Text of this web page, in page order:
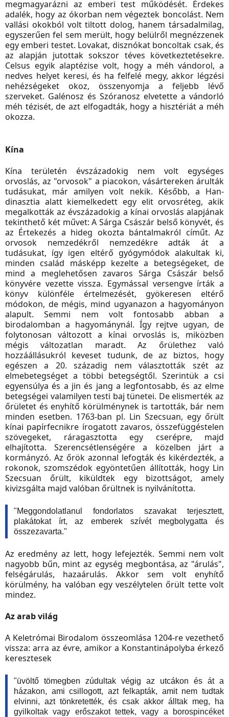
megmagyarázni az emberi test működését. Érdekes
adalék, hogy az ókorban nem végeztek boncolást. Nem
vallási okokból volt tiltott dolog, hanem társadalmilag,
egyszerűen fel sem merült, hogy belülről megnézzenek
egy emberi testet. Lovakat, disznókat boncoltak csak, és
az alapján jutottak sokszor téves következtetésekre.
Celsus egyik alaptézise volt, hogy a méh vándorol, a
nedves helyet keresi, és ha felfelé megy, akkor légzési
nehézségeket okoz, összenyomja a feljebb lévő
szerveket. Galénosz és Szóranosz elvetette a vándorló
méh tézisét, de azt elfogadták, hogy a hisztériát a méh
okozza.
Kína
Kína területén évszázadokig nem volt egységes
orvoslás, az "orvosok" a piacokon, vásártereken árulták
tudásukat, már amilyen volt nekik. Később, a Han-
dinasztia alatt kiemelkedett egy elit orvosréteg, akik
megalkották az évszázadokig a kínai orvoslás alapjának
tekinthető két művet: A Sárga Császár belső könyvét, és
az Értekezés a hideg okozta bántalmakról címűt. Az
orvosok nemzedékről nemzedékre adták át a
tudásukat, így igen eltérő gyógymódok alakultak ki,
minden család másképp kezelte a betegségeket, de
mind a meglehetősen zavaros Sárga Császár belső
könyvére vezette vissza. Egymással versengve írták a
könyv különféle értelmezését, gyökeresen eltérő
módokon, de mégis, mind ugyanazon a hagyományon
alapult. Semmi nem volt fontosabb abban a
birodalomban a hagyománynál. Így rejtve ugyan, de
folytonosan változott a kínai orvoslás is, miközben
mégis változatlan maradt. Az őrülethez való
hozzáállásukról keveset tudunk, de az biztos, hogy
egészen a 20. századig nem választották szét az
elmebetegséget a többi betegségtől. Szerintük a csi
egyensúlya és a jin és jang a legfontosabb, és az elme
betegségei valamilyen testi baj tünetei. De elismerték az
őrületet és enyhítő körülménynek is tartották, bár nem
minden esetben. 1763-ban pl. Lin Szecsuan, egy őrült
kínai papírfecnikre írogatott zavaros, összefüggéstelen
szövegeket, ráragasztotta egy cserépre, majd
elhajította. Szerencsétlenségére a közelben járt a
kormányzó. Az őrök azonnal lefogták és kikérdezték, a
rokonok, szomszédok egyöntetűen állították, hogy Lin
Szecsuan őrült, kiküldtek egy bizottságot, amely
kivizsgálta majd valóban őrültnek is nyilvánította.
"Meggondolatlanul fondorlatos szavakat terjesztett,
plakátokat írt, az emberek szívét megbolygatta és
összezavarta."
Az eredmény az lett, hogy lefejezték. Semmi nem volt
nagyobb bűn, mint az egység megbontása, az "árulás",
felségárulás, hazaárulás. Akkor sem volt enyhítő
körülmény, ha valóban egy veszélytelen őrült tette volt
mindez.
Az arab világ
A Keletrómai Birodalom összeomlása 1204-re vezethető
vissza: arra az évre, amikor a Konstantinápolyba érkező
keresztesek
"üvöltő tömegben zúdultak végig az utcákon és át a
házakon, ami csillogott, azt felkapták, amit nem tudtak
elvinni, azt tönkretették, és csak akkor álltak meg, ha
gyilkoltak vagy erőszakot tettek, vagy a borospincéket